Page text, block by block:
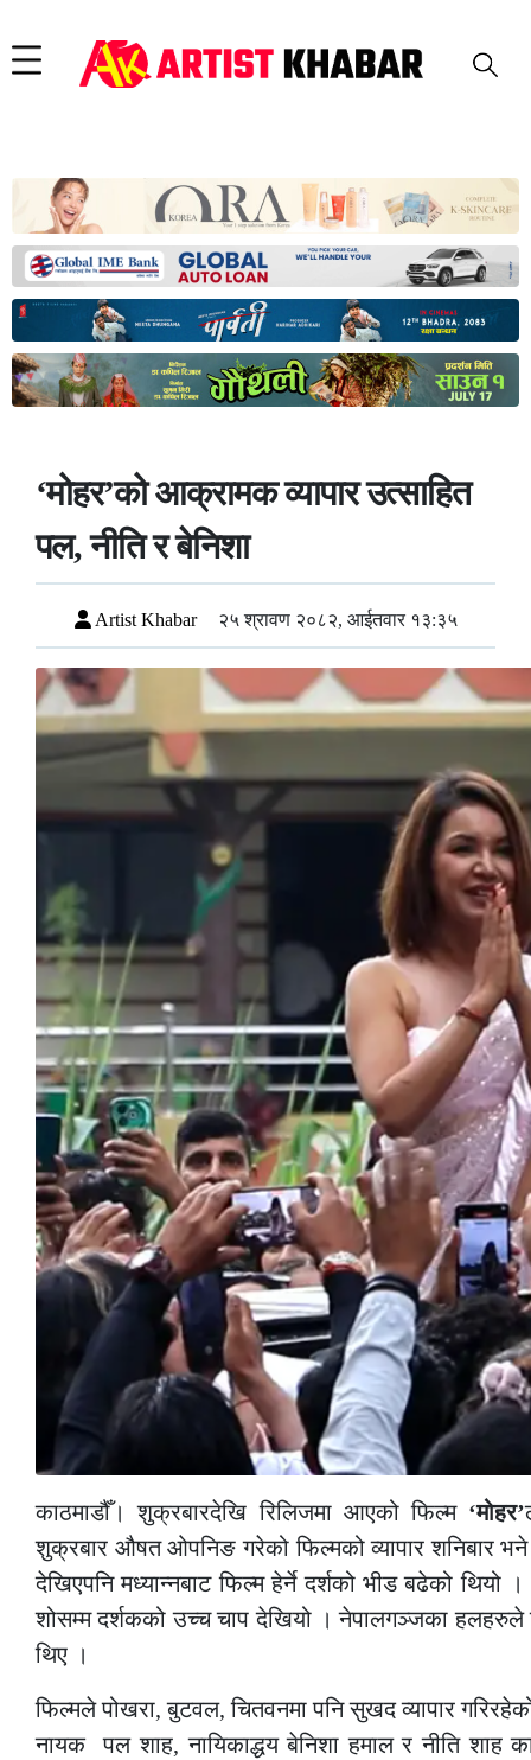
‘मोहर’को आक्रामक व्यापार उत्साहित
पल, नीति र बेनिशा
Artist Khabar २५ श्रावण २०८२, आईतवार १३:३५
काठमाडौँ। शुक्रबारदेखि रिलिजमा आएको फिल्म‘मोहर’
शुक्रबार औषत ओपनिङ गरेको फिल्मको व्यापार शनिबार
देखिएपनि मध्यान्नबाट फिल्म हेर्ने दर्शको भीड बढेको
शोसम्म दर्शकको उच्च चाप देखियो । नेपालगञ्जका हलहरुले
थिए ।
फिल्मले पोखरा, बुटवल, चितवनमा पनि सुखद व्यापार
नायक पल शाह, नायिकाद्धय बेनिशा हमाल र नीति शाह